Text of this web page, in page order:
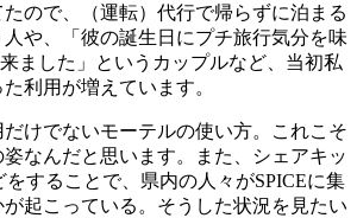
ので、（運転）代行で帰らずに泊まる
や、「彼の誕生日にプチ旅行気分を味
ました」というカップルなど、当初私
利用が増えています。
けでないモーテルの使い方。これこそ
なんだと思います。また、シェアキッ
をすることで、県内の人々がSPICEに集
起こっている。そうした状況を見たい